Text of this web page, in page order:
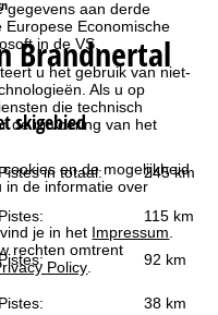
gegevens aan derde
Economische
in de VS.
u het gebruik van niet-
Als u op
die technisch
de uitvoering van het
en de mogelijkheid
in de informatie over
je in het Impressum
rechten omtrent
Policy
Brandnertal
skigebied
Pistes in totaal: 245 km
Pistes: 115 km
92 km
Pistes: 38 km